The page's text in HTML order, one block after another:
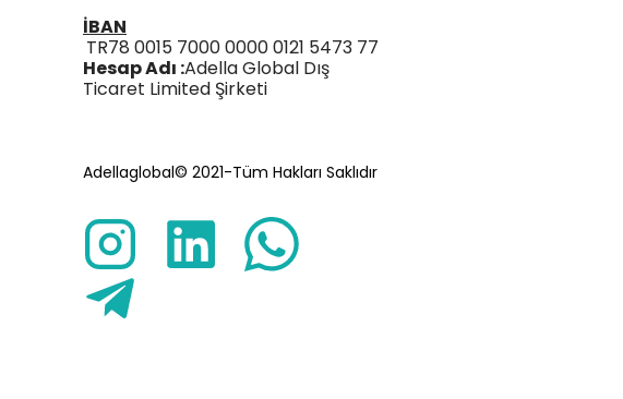
İBAN
TR78 0015 7000 0000 0121 5473 77
Hesap Adı :Adella Global Dış
Ticaret Limited Şirketi
Adellaglobal© 2021-Tüm Hakları Saklıdır